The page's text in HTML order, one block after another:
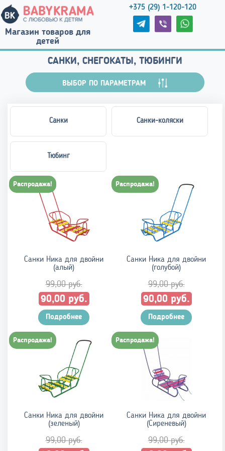
Магазин товаров для
детей
+375 (29) 1-120-120
САНКИ, СНЕГОКАТЫ, ТЮБИНГИ
ВЫБОР ПО ПАРАМЕТРАМ
Санки Санки-коляски
Тюбинг
Распродажа!
Cанки Ника для двойни
(алый)
99,00руб.
Первоначальная
цена
составляла
99,00 руб..
90,00 руб.
цена:
90,00 руб..
Подробнее
Распродажа!
Cанки Ника для двойни
(голубой)
99,00руб.
Первоначальная
цена
составляла
99,00 руб..
90,00 руб.
цена:
90,00
Подробнее
Распродажа!
Cанки Ника для двойни
(зеленый)
99,00руб.
Распродажа!
Cанки Ника для двойни
(Сиреневый)
99,00руб.